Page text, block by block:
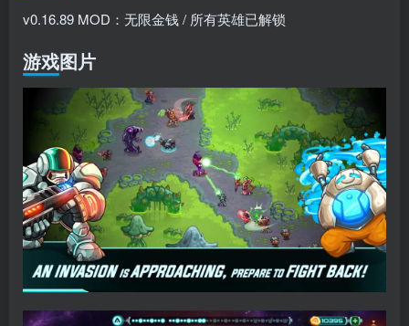
v0.16.89 MOD：无限金钱 / 所有英雄已解锁
游戏图片